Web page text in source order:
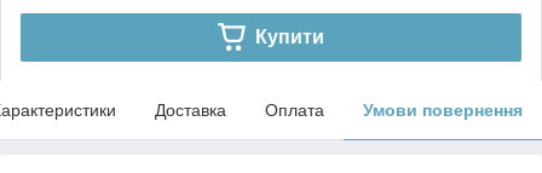
Купити
Доставка Оплата Умови повернення